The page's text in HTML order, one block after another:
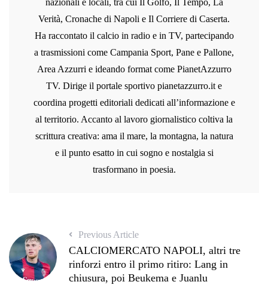
nazionali e locali, tra cui Il Golfo, Il Tempo, La
Verità, Cronache di Napoli e Il Corriere di Caserta.
Ha raccontato il calcio in radio e in TV, partecipando
a trasmissioni come Campania Sport, Pane e Pallone,
Area Azzurri e ideando format come PianetAzzurro
TV. Dirige il portale sportivo pianetazzurro.it e
coordina progetti editoriali dedicati all’informazione e
al territorio. Accanto al lavoro giornalistico coltiva la
scrittura creativa: ama il mare, la montagna, la natura
e il punto esatto in cui sogno e nostalgia si
trasformano in poesia.
Previous Article
CALCIOMERCATO NAPOLI, altri tre
rinforzi entro il primo ritiro: Lang in
chiusura, poi Beukema e Juanlu